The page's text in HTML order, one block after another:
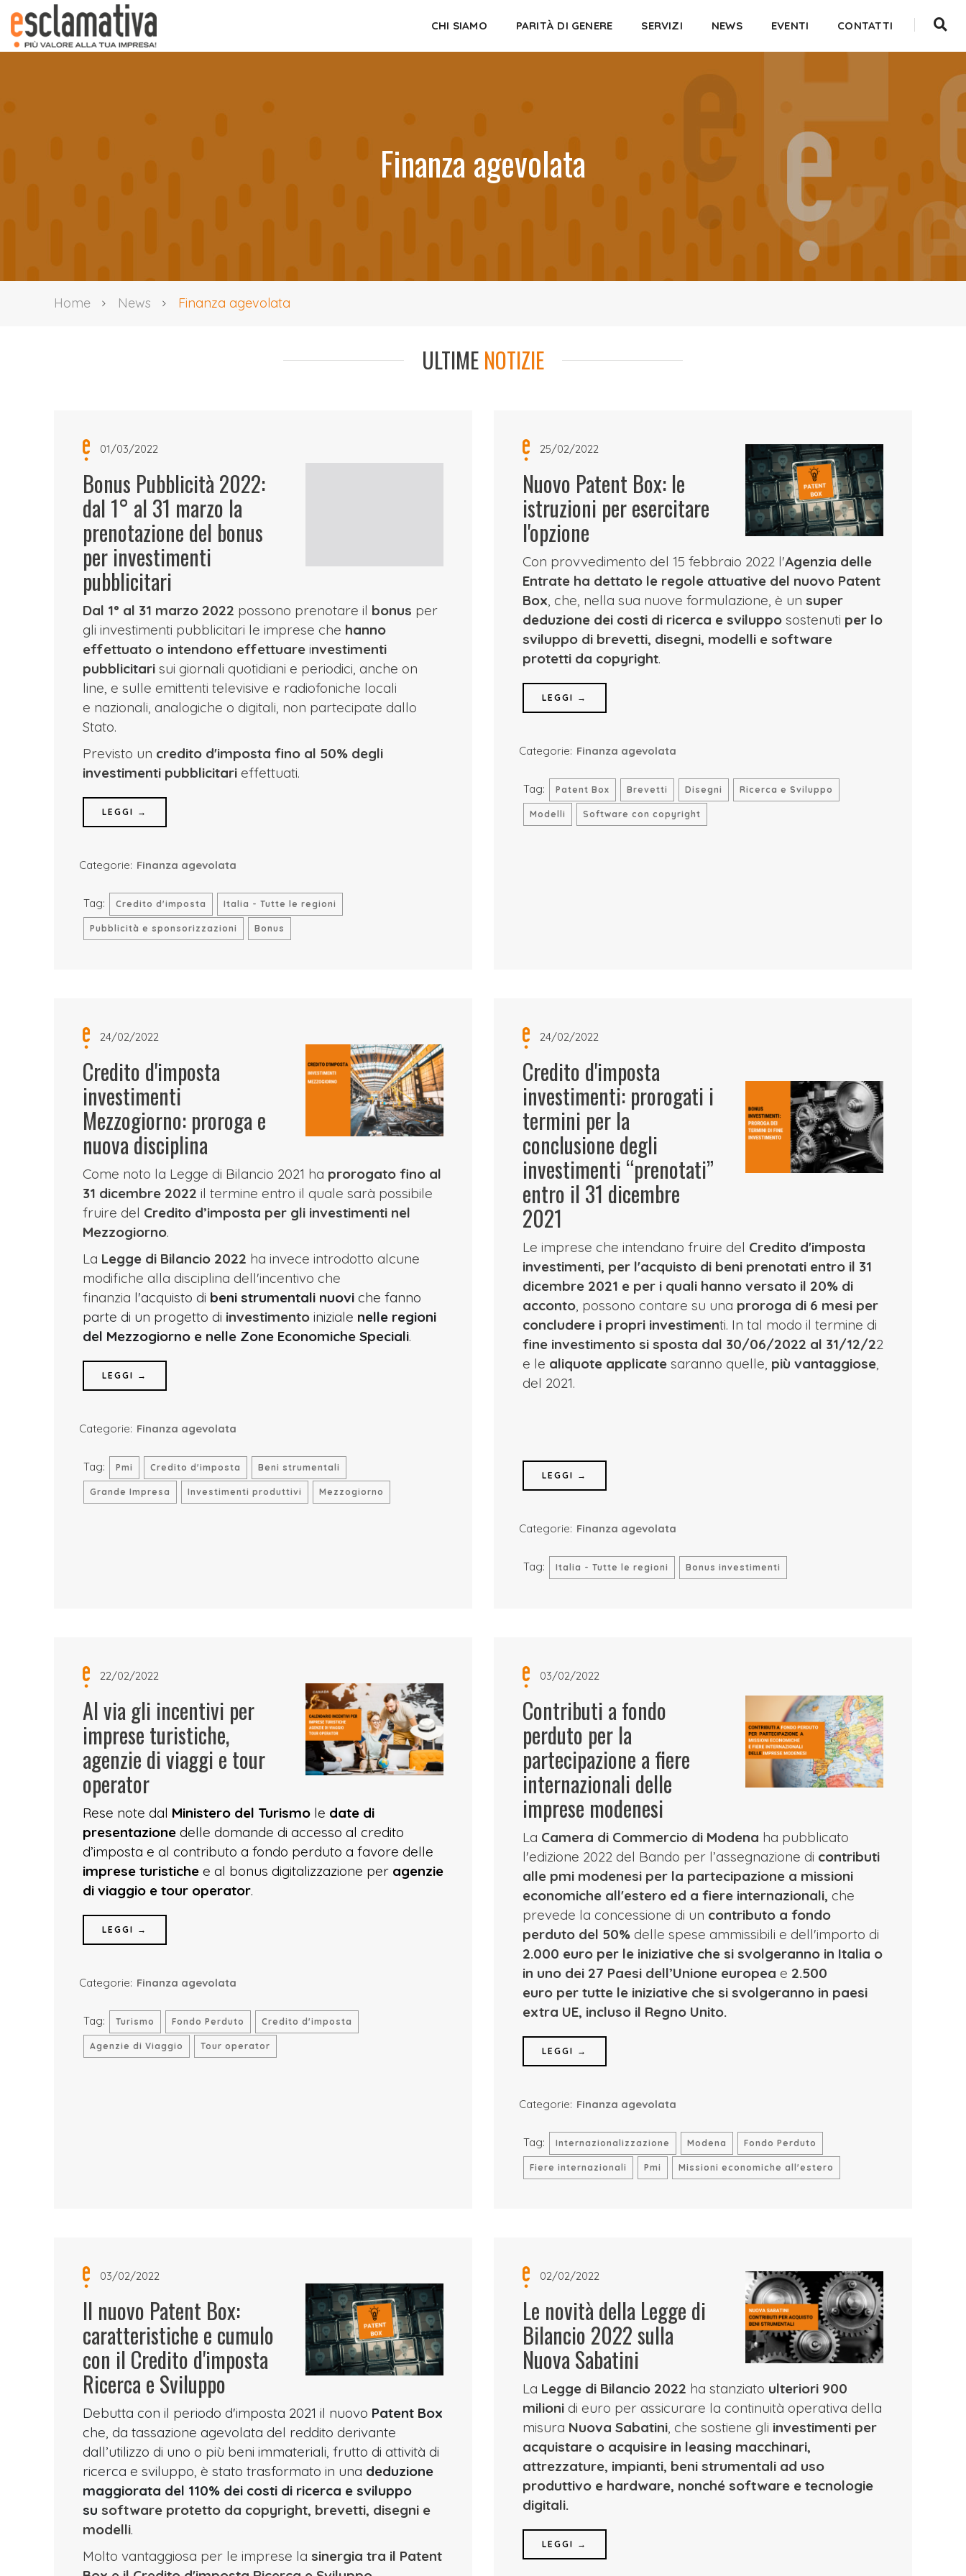
CHI SIAMO PARITÀ DI GENERE SERVIZI NEWS EVENTI CONTATTI
Finanza agevolata
Home News Finanza agevolata
ULTIME NOTIZIE
01/03/2022
Bonus Pubblicità 2022:
dal 1° al 31 marzo la
prenotazione del bonus
per investimenti
pubblicitari
Dal 1° al 31 marzo 2022 possono prenotare il bonus per
gli investimenti pubblicitari le imprese che hanno
effettuato o intendono effettuare investimenti
pubblicitari sui giornali quotidiani e periodici, anche on
line, e sulle emittenti televisive e radiofoniche locali
e nazionali, analogiche o digitali, non partecipate dallo
Stato.
Previsto un credito d'imposta fino al 50% degli
investimenti pubblicitari effettuati.
LEGGI →
Categorie: Finanza agevolata
Tag: Credito d'imposta Italia - Tutte le regioni
Pubblicità e sponsorizzazioni Bonus
25/02/2022
Nuovo Patent Box: le
istruzioni per esercitare
l'opzione
Con provvedimento del 15 febbraio 2022 l'Agenzia delle
Entrate ha dettato le regole attuative del nuovo Patent
Box, che, nella sua nuove formulazione, è un super
deduzione dei costi di ricerca e sviluppo sostenuti per lo
sviluppo di brevetti, disegni, modelli e software
protetti da copyright.
LEGGI →
Categorie: Finanza agevolata
Tag: Patent Box Brevetti Disegni Ricerca e Sviluppo
Modelli Software con copyright
24/02/2022
Credito d'imposta
investimenti
Mezzogiorno: proroga e
nuova disciplina
Come noto la Legge di Bilancio 2021 ha prorogato fino al
31 dicembre 2022 il termine entro il quale sarà possibile
fruire del Credito d’imposta per gli investimenti nel
Mezzogiorno.
La Legge di Bilancio 2022 ha invece introdotto alcune
modifiche alla disciplina dell'incentivo che
finanzia l'acquisto di beni strumentali nuovi che fanno
parte di un progetto di investimento iniziale nelle regioni
del Mezzogiorno e nelle Zone Economiche Speciali.
LEGGI →
Categorie: Finanza agevolata
Tag: Pmi Credito d'imposta Beni strumentali
Grande Impresa Investimenti produttivi Mezzogiorno
24/02/2022
Credito d'imposta
investimenti: prorogati i
termini per la
conclusione degli
investimenti “prenotati”
entro il 31 dicembre
2021
Le imprese che intendano fruire del Credito d'imposta
investimenti, per l'acquisto di beni prenotati entro il 31
dicembre 2021 e per i quali hanno versato il 20% di
acconto, possono contare su una proroga di 6 mesi per
concludere i propri investimenti. In tal modo il termine di
fine investimento si sposta dal 30/06/2022 al 31/12/22
e le aliquote applicate saranno quelle, più vantaggiose,
del 2021.
LEGGI →
Categorie: Finanza agevolata
Tag: Italia - Tutte le regioni Bonus investimenti
22/02/2022
Al via gli incentivi per
imprese turistiche,
agenzie di viaggi e tour
operator
Rese note dal Ministero del Turismo le date di
presentazione delle domande di accesso al credito
d’imposta e al contributo a fondo perduto a favore delle
imprese turistiche e al bonus digitalizzazione per agenzie
di viaggio e tour operator.
LEGGI →
Categorie: Finanza agevolata
Tag: Turismo Fondo Perduto Credito d'imposta
Agenzie di Viaggio Tour operator
03/02/2022
Contributi a fondo
perduto per la
partecipazione a fiere
internazionali delle
imprese modenesi
La Camera di Commercio di Modena ha pubblicato
l'edizione 2022 del Bando per l’assegnazione di contributi
alle pmi modenesi per la partecipazione a missioni
economiche all'estero ed a fiere internazionali, che
prevede la concessione di un contributo a fondo
perduto del 50% delle spese ammissibili e dell'importo di
2.000 euro per le iniziative che si svolgeranno in Italia o
in uno dei 27 Paesi dell’Unione europea e 2.500
euro per tutte le iniziative che si svolgeranno in paesi
extra UE, incluso il Regno Unito.
LEGGI →
Categorie: Finanza agevolata
Tag: Internazionalizzazione Modena Fondo Perduto
Fiere internazionali Pmi Missioni economiche all'estero
03/02/2022
Il nuovo Patent Box:
caratteristiche e cumulo
con il Credito d'imposta
Ricerca e Sviluppo
Debutta con il periodo d'imposta 2021 il nuovo Patent Box
che, da tassazione agevolata del reddito derivante
dall’utilizzo di uno o più beni immateriali, frutto di attività di
ricerca e sviluppo, è stato trasformato in una deduzione
maggiorata del 110% dei costi di ricerca e sviluppo
su software protetto da copyright, brevetti, disegni e
modelli.
Molto vantaggiosa per le imprese la sinergia tra il Patent
02/02/2022
Le novità della Legge di
Bilancio 2022 sulla
Nuova Sabatini
La Legge di Bilancio 2022 ha stanziato ulteriori 900
milioni di euro per assicurare la continuità operativa della
misura Nuova Sabatini, che sostiene gli investimenti per
acquistare o acquisire in leasing macchinari,
attrezzature, impianti, beni strumentali ad uso
produttivo e hardware, nonché software e tecnologie
digitali.
LEGGI →